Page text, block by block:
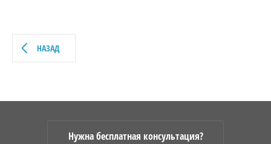
НАЗАД
Нужна бесплатная консультация?